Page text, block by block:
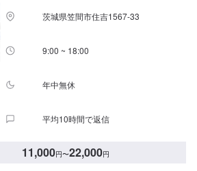
茨城県笠間市住吉1567-33
9:00 ~ 18:00
年中無休
平均10時間で返信
11,000円〜22,000円